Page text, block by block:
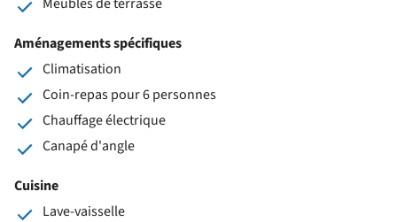
Aménagements spécifiques
Climatisation
Coin-repas pour 6 personnes
Chauffage électrique
Canapé d'angle
Cuisine
Lave-vaisselle